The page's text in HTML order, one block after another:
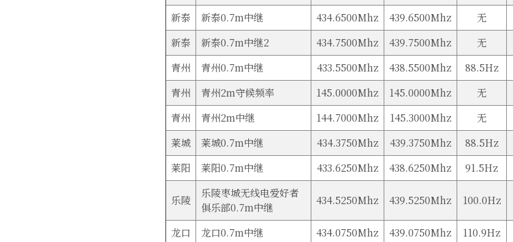
新泰
新泰0.7m中继 434.6500Mhz 439.6500Mhz 无
新泰
新泰0.7m中继2 434.7500Mhz 439.7500Mhz 无
青州
青州0.7m中继 433.5500Mhz 438.5500Mhz 88.5Hz
青州
青州2m守候频率 145.0000Mhz 145.0000Mhz 无
青州
青州2m中继 144.7000Mhz 145.3000Mhz 无
莱城
莱城0.7m中继 434.3750Mhz 439.3750Mhz 88.5Hz
莱阳
莱阳0.7m中继 433.6250Mhz 438.6250Mhz 91.5Hz
乐陵
乐陵枣城无线电爱好者
俱乐部0.7m中继
434.5250Mhz 439.5250Mhz 100.0Hz
龙口 龙口0.7m中继 434.0750Mhz 439.0750Mhz 110.9Hz